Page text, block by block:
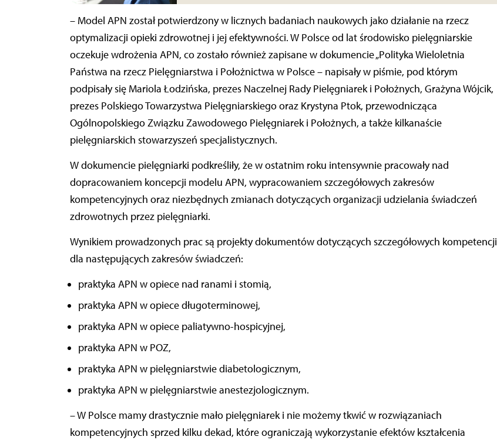
– Model APN został potwierdzony w licznych badaniach naukowych jako działanie na rzecz
optymalizacji opieki zdrowotnej i jej efektywności. W Polsce od lat środowisko pielęgniarskie
oczekuje wdrożenia APN, co zostało również zapisane w dokumencie „Polityka Wieloletnia
Państwa na rzecz Pielęgniarstwa i Położnictwa w Polsce – napisały w piśmie, pod którym
podpisały się Mariola Łodzińska, prezes Naczelnej Rady Pielęgniarek i Położnych, Grażyna Wójcik,
prezes Polskiego Towarzystwa Pielęgniarskiego oraz Krystyna Ptok, przewodnicząca
Ogólnopolskiego Związku Zawodowego Pielęgniarek i Położnych, a także kilkanaście
pielęgniarskich stowarzyszeń specjalistycznych.
W dokumencie pielęgniarki podkreśliły, że w ostatnim roku intensywnie pracowały nad
dopracowaniem koncepcji modelu APN, wypracowaniem szczegółowych zakresów
kompetencyjnych oraz niezbędnych zmianach dotyczących organizacji udzielania świadczeń
zdrowotnych przez pielęgniarki.
Wynikiem prowadzonych prac są projekty dokumentów dotyczących szczegółowych kompetencji
dla następujących zakresów świadczeń:
praktyka APN w opiece nad ranami i stomią,
praktyka APN w opiece długoterminowej,
praktyka APN w opiece paliatywno-hospicyjnej,
praktyka APN w POZ,
praktyka APN w pielęgniarstwie diabetologicznym,
praktyka APN w pielęgniarstwie anestezjologicznym.
– W Polsce mamy drastycznie mało pielęgniarek i nie możemy tkwić w rozwiązaniach
kompetencyjnych sprzed kilku dekad, które ograniczają wykorzystanie efektów kształcenia